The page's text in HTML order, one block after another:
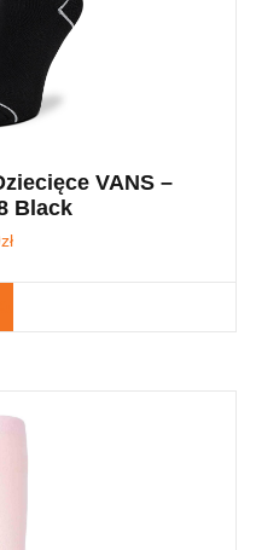
VANS –
Black
zł
Teraz